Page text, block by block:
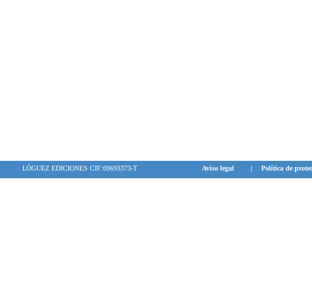
LÓGUEZ EDICIONES CIF:09693373-T Aviso legal | Política de